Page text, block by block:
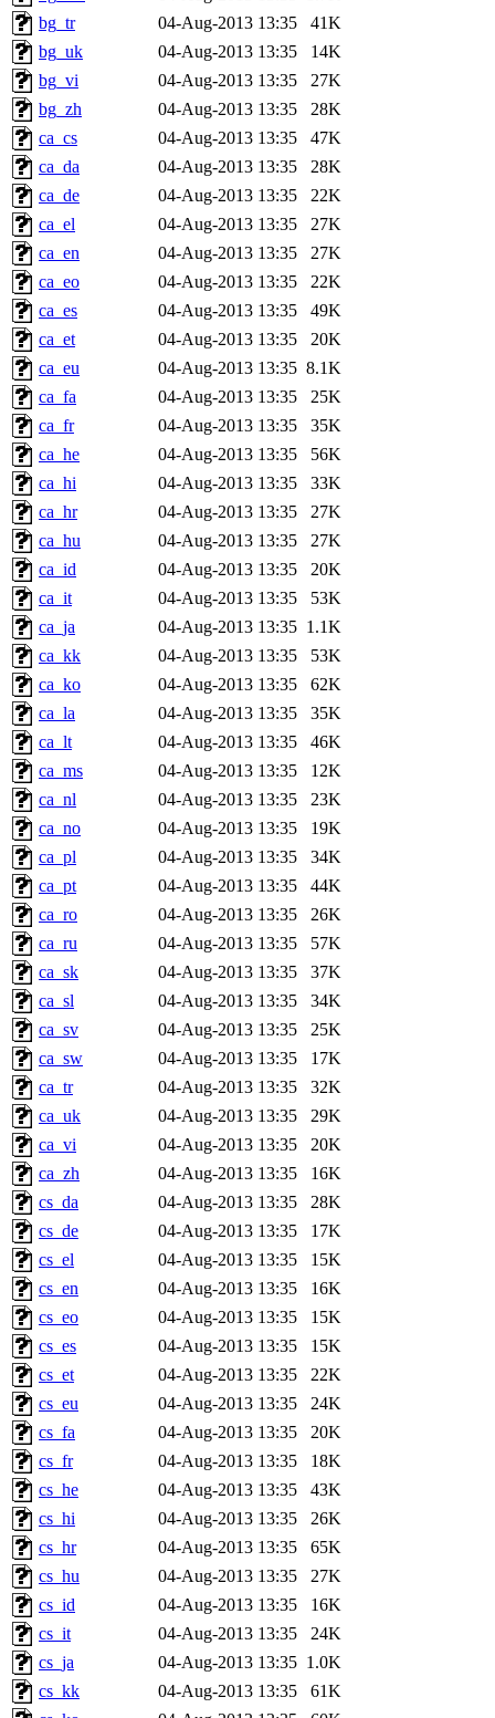
bg_tr
04-Aug-2013 13:35
41K
bg_uk
04-Aug-2013 13:35
14K
bg_vi
04-Aug-2013 13:35
27K
bg_zh
04-Aug-2013 13:35
28K
ca_cs
04-Aug-2013 13:35
47K
ca_da
04-Aug-2013 13:35
28K
ca_de
04-Aug-2013 13:35
22K
ca_el
04-Aug-2013 13:35
27K
ca_en
04-Aug-2013 13:35
27K
ca_eo
04-Aug-2013 13:35
22K
ca_es
04-Aug-2013 13:35
49K
ca_et
04-Aug-2013 13:35
20K
ca_eu
04-Aug-2013 13:35 8.1K
ca_fa
04-Aug-2013 13:35
25K
ca_fr
04-Aug-2013 13:35
35K
ca_he
04-Aug-2013 13:35
56K
ca_hi
04-Aug-2013 13:35
33K
ca_hr
04-Aug-2013 13:35
27K
ca_hu
04-Aug-2013 13:35
27K
ca_id
04-Aug-2013 13:35
20K
ca_it
04-Aug-2013 13:35
53K
ca_ja
04-Aug-2013 13:35 1.1K
ca_kk
04-Aug-2013 13:35
53K
ca_ko
04-Aug-2013 13:35
62K
ca_la
04-Aug-2013 13:35
35K
ca_lt
04-Aug-2013 13:35
46K
ca_ms
04-Aug-2013 13:35
12K
ca_nl
04-Aug-2013 13:35
23K
ca_no
04-Aug-2013 13:35
19K
ca_pl
04-Aug-2013 13:35
34K
ca_pt
04-Aug-2013 13:35
44K
ca_ro
04-Aug-2013 13:35
26K
ca_ru
04-Aug-2013 13:35
57K
ca_sk
04-Aug-2013 13:35
37K
ca_sl
04-Aug-2013 13:35
34K
ca_sv
04-Aug-2013 13:35
25K
ca_sw
04-Aug-2013 13:35
17K
ca_tr
04-Aug-2013 13:35
32K
ca_uk
04-Aug-2013 13:35
29K
ca_vi
04-Aug-2013 13:35
20K
ca_zh
04-Aug-2013 13:35
16K
cs_da
04-Aug-2013 13:35
28K
cs_de
04-Aug-2013 13:35
17K
cs_el
04-Aug-2013 13:35
15K
cs_en
04-Aug-2013 13:35
16K
cs_eo
04-Aug-2013 13:35
15K
cs_es
04-Aug-2013 13:35
15K
cs_et
04-Aug-2013 13:35
22K
cs_eu
04-Aug-2013 13:35
24K
cs_fa
04-Aug-2013 13:35
20K
cs_fr
04-Aug-2013 13:35
18K
cs_he
04-Aug-2013 13:35
43K
cs_hi
04-Aug-2013 13:35
26K
cs_hr
04-Aug-2013 13:35
65K
cs_hu
04-Aug-2013 13:35
27K
cs_id
04-Aug-2013 13:35
16K
cs_it
04-Aug-2013 13:35
24K
cs_ja
04-Aug-2013 13:35 1.0K
cs_kk
04-Aug-2013 13:35
61K